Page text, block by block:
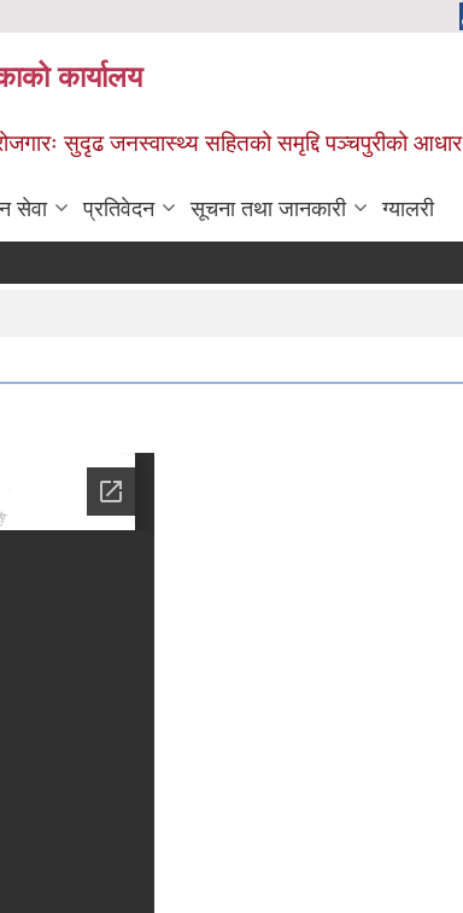
कार्यालय
सुदृढ जनस्वास्थ्य सहितको समृद्दि पञ्चपुरीको आधार
सेवा प्रतिवेदन सूचना तथा जानकारी ग्यालरी